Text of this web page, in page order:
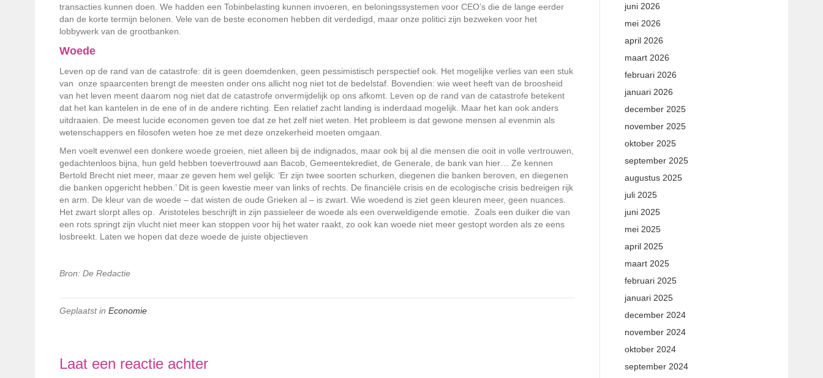
transacties kunnen doen. We hadden een Tobinbelasting kunnen invoeren, en beloningssystemen voor CEO’s die de lange eerder
dan de korte termijn belonen. Vele van de beste economen hebben dit verdedigd, maar onze politici zijn bezweken voor het
lobbywerk van de grootbanken.
Woede
Leven op de rand van de catastrofe: dit is geen doemdenken, geen pessimistisch perspectief ook. Het mogelijke verlies van een stuk
van onze spaarcenten brengt de meesten onder ons allicht nog niet tot de bedelstaf. Bovendien: wie weet heeft van de broosheid
van het leven meent daarom nog niet dat de catastrofe onvermijdelijk op ons afkomt. Leven op de rand van de catastrofe betekent
dat het kan kantelen in de ene of in de andere richting. Een relatief zacht landing is inderdaad mogelijk. Maar het kan ook anders
uitdraaien. De meest lucide economen geven toe dat ze het zelf niet weten. Het probleem is dat gewone mensen al evenmin als
wetenschappers en filosofen weten hoe ze met deze onzekerheid moeten omgaan.
Men voelt evenwel een donkere woede groeien, niet alleen bij de indignados, maar ook bij al die mensen die ooit in volle vertrouwen,
gedachtenloos bijna, hun geld hebben toevertrouwd aan Bacob, Gemeentekrediet, de Generale, de bank van hier… Ze kennen
Bertold Brecht niet meer, maar ze geven hem wel gelijk: ‘Er zijn twee soorten schurken, diegenen die banken beroven, en diegenen
die banken opgericht hebben.’ Dit is geen kwestie meer van links of rechts. De financiële crisis en de ecologische crisis bedreigen rijk
en arm. De kleur van de woede – dat wisten de oude Grieken al – is zwart. Wie woedend is ziet geen kleuren meer, geen nuances.
Het zwart slorpt alles op. Aristoteles beschrijft in zijn passieleer de woede als een overweldigende emotie. Zoals een duiker die van
een rots springt zijn vlucht niet meer kan stoppen voor hij het water raakt, zo ook kan woede niet meer gestopt worden als ze eens
losbreekt. Laten we hopen dat deze woede de juiste objectieven
Bron: De Redactie
Geplaatst in Economie
Laat een reactie achter
juni 2026
mei 2026
april 2026
maart 2026
februari 2026
januari 2026
december 2025
november 2025
oktober 2025
september 2025
augustus 2025
juli 2025
juni 2025
mei 2025
april 2025
maart 2025
februari 2025
januari 2025
december 2024
november 2024
oktober 2024
september 2024